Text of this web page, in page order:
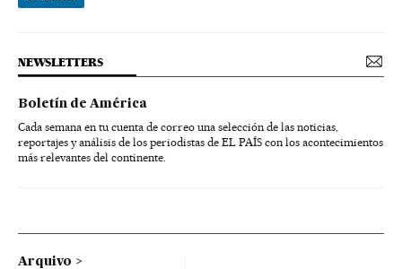
NEWSLETTERS
Boletín de América
Cada semana en tu cuenta de correo una selección de las noticias,
reportajes y análisis de los periodistas de EL PAÍS con los acontecimientos
más relevantes del continente.
Arquivo